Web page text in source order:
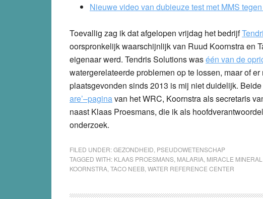
Nieuwe video van dubieuze test met MMS
Toevallig zag ik dat afgelopen vrijdag het bedrijf
oorspronkelijk waarschijnlijk van Ruud Koornstra en
eigenaar werd. Tendris Solutions waséén van de
watergerelateerde problemen op te lossen, maar of
plaatsgevonden sinds 2013 is mij niet duidelijk.
are’–paginavan het WRC, Koornstra als secretaris
naast Klaas Proesmans, die ik als
onderzoek.
FILED UNDER:GEZONDHEID PSEUDOWETENSCHAP
TAGGED WITH: KLAAS PROESMANS MALARIA MIRACLE
KOORNSTRA TACO NEEB WATER REFERENCE CENTER